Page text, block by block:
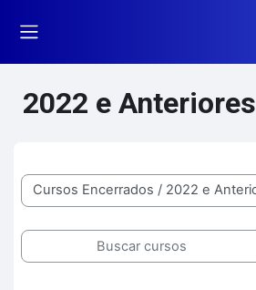
2022 e Anteriores
Categorias de Cursos
Buscar cursos